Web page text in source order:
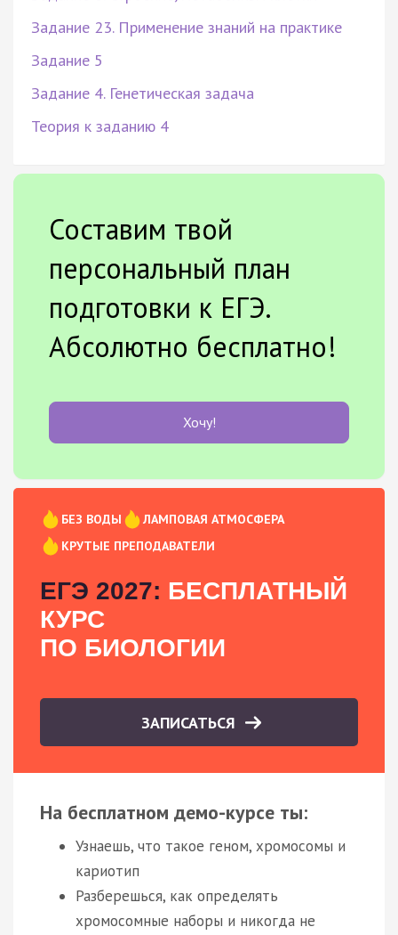
Задание 23. Применение знаний на практике
Задание 5
Задание 4. Генетическая задача
Теория к заданию 4
Составим твой
персональный план
подготовки к ЕГЭ.
Абсолютно бесплатно!
Хочу!
БЕЗ ВОДЫ
ЛАМПОВАЯ АТМОСФЕРА
КРУТЫЕ ПРЕПОДАВАТЕЛИ
ЕГЭ 2027: БЕСПЛАТНЫЙ
КУРС
ПО БИОЛОГИИ
ЗАПИСАТЬСЯ
На бесплатном демо-курсе ты:
Узнаешь, что такое геном, хромосомы и
кариотип
Разберешься, как определять
хромосомные наборы и никогда не